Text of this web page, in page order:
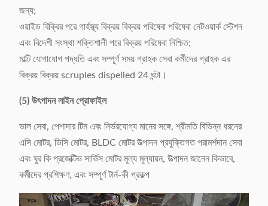
জন্য;
ওয়াইড বিক্রির পরে গার্হস্থ্য বিক্রয় বিক্রয় পরিষেবা পরিষেবা নেটওয়ার্ক স্টেশন
এবং বিদেশী সংস্থা শক্তিশালী পরে বিক্রয় পরিষেবা নিশ্চিত;
মাল্টি যোগাযোগ পদ্ধতি এবং সম্পূর্ণ সময় গ্রাহক সেবা কর্মীদের গ্রাহক এর
বিক্রয় বিক্রয় scruples dispelled 24 ঘন্টা।
(5) উৎপাদন লাইন প্রোফাইল
ভাল সেবা, পেশাদার টিম এবং নির্ভরযোগ্য মানের সঙ্গে, শ্রীমতি বিভিন্ন ধরনের
এসি মোটর, ডিসি মোটর, BLDC মোটর উত্পাদন প্রযুক্তিগত পরামর্শদান সেবা
এবং ঘুর কি প্রজেক্টিভ সার্ভিস মোটর মূল্য মূল্যায়ন, উত্পাদন জানেন কিভাবে,
কর্মীদের প্রশিক্ষণ, এবং সম্পূর্ণ টার্ন-কী প্রকল্প